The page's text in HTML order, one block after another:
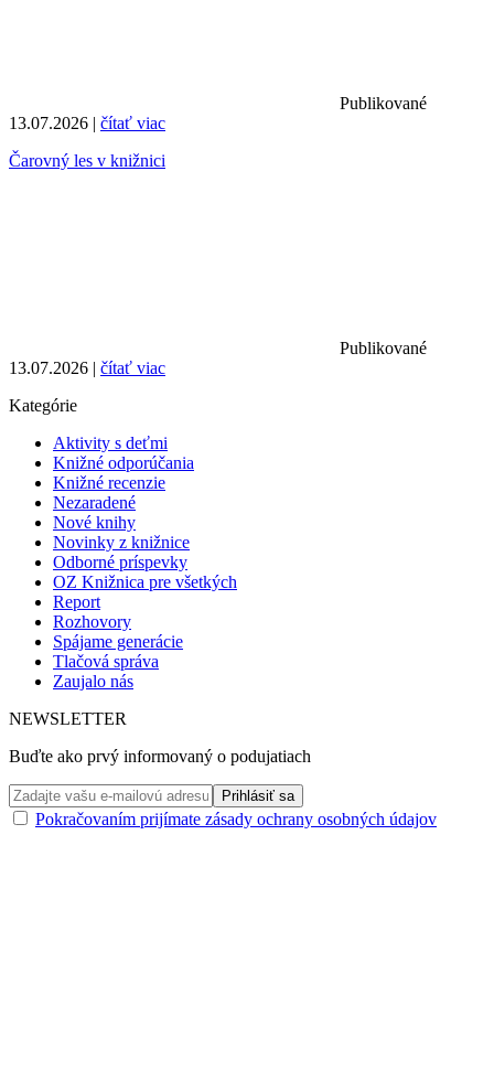
Publikované
13.07.2026 | čítať viac
Čarovný les v knižnici
Publikované
13.07.2026 | čítať viac
Kategórie
Aktivity s deťmi
Knižné odporúčania
Knižné recenzie
Nezaradené
Nové knihy
Novinky z knižnice
Odborné príspevky
OZ Knižnica pre všetkých
Report
Rozhovory
Spájame generácie
Tlačová správa
Zaujalo nás
NEWSLETTER
Buďte ako prvý informovaný o podujatiach
Pokračovaním prijímate zásady ochrany osobných údajov